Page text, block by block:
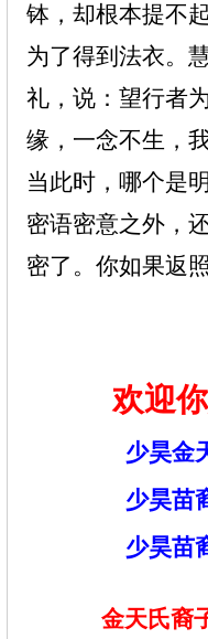
钵，却根本提不
为了得到法衣。
礼，说：望行者
缘，一念不生，
当此时，哪个是
密语密意之外，
密了。你如果
欢迎
少昊金
少昊苗
少昊苗
金天氏裔